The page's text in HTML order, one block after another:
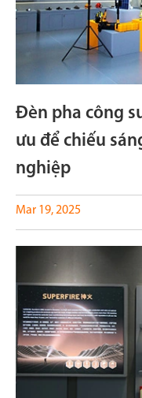
Đèn pha công
ưu để chiếu
nghiệp
Mar 19, 2025